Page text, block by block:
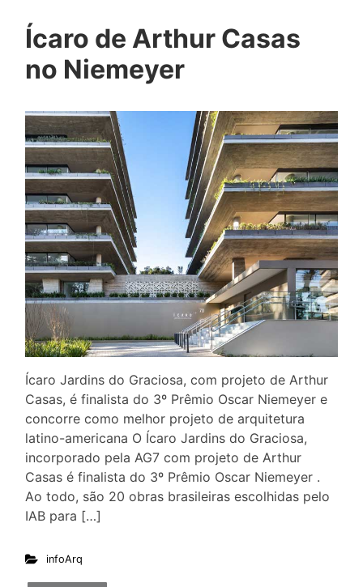
Ícaro de Arthur Casas
no Niemeyer
Ícaro Jardins do Graciosa, com projeto de Arthur
Casas, é finalista do 3º Prêmio Oscar Niemeyer e
concorre como melhor projeto de arquitetura
latino-americana O Ícaro Jardins do Graciosa,
incorporado pela AG7 com projeto de Arthur
Casas é finalista do 3º Prêmio Oscar Niemeyer .
Ao todo, são 20 obras brasileiras escolhidas pelo
IAB para […]
infoArq